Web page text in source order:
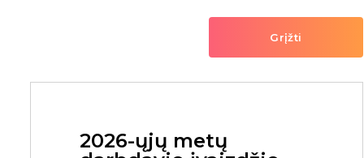
Grįžti
2026-ųjų metų